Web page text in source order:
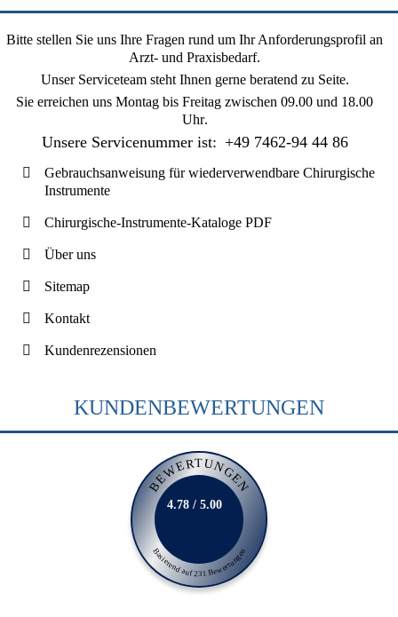
Bitte stellen Sie uns Ihre Fragen rund um Ihr Anforderungsprofil an
Arzt- und Praxisbedarf.
Unser Serviceteam steht Ihnen gerne beratend zu Seite.
Sie erreichen uns Montag bis Freitag zwischen 09.00 und 18.00
Uhr.
Unsere Servicenummer ist: +49 7462-94 44 86
Gebrauchsanweisung für wiederverwendbare Chirurgische
Instrumente
Chirurgische-Instrumente-Kataloge PDF
Über uns
Sitemap
Kontakt
Kundenrezensionen
KUNDENBEWERTUNGEN
BEWERTUNGEN
Basierend auf 231 Bewertungen
4.78 / 5.00